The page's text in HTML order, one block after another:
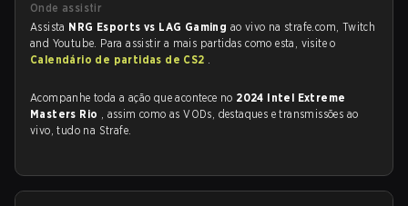
Onde assistir
Assista NRG Esports vs LAG Gaming ao vivo na strafe.com, Twitch
and Youtube. Para assistir a mais partidas como esta, visite o
Calendário de partidas de CS2 .
Acompanhe toda a ação que acontece no 2024 Intel Extreme
Masters Rio , assim como as VODs, destaques e transmissões ao
vivo, tudo na Strafe.